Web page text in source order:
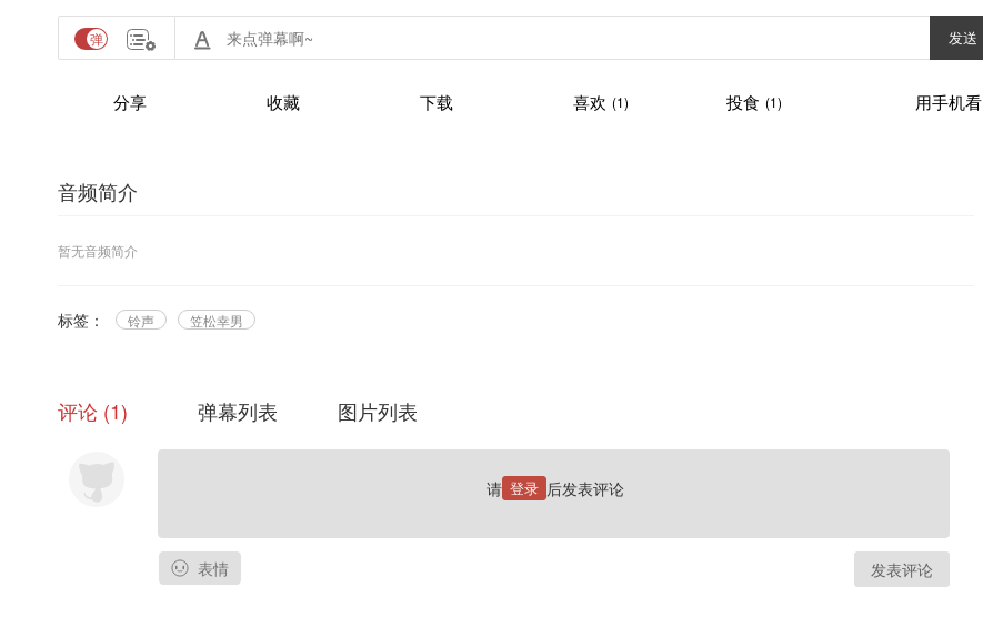
发送
分享 收藏 下载 喜欢 (1) 投食 (1) 用手机看
音频简介
暂无音频简介
标签： 铃声 笠松幸男
评论 1 弹幕列表 图片列表
请 登录 后发表评论
表情 发表评论